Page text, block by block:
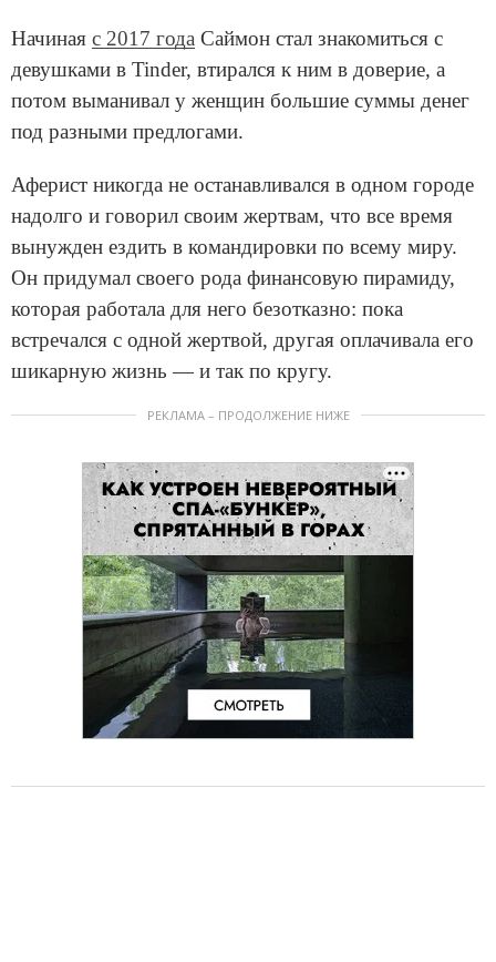
Начиная с 2017 года Саймон стал знакомиться с
девушками в Tinder, втирался к ним в доверие, а
потом выманивал у женщин большие суммы денег
под разными предлогами.
Аферист никогда не останавливался в одном городе
надолго и говорил своим жертвам, что все время
вынужден ездить в командировки по всему миру.
Он придумал своего рода финансовую пирамиду,
которая работала для него безотказно: пока
встречался с одной жертвой, другая оплачивала его
шикарную жизнь — и так по кругу.
РЕКЛАМА – ПРОДОЛЖЕНИЕ НИЖЕ